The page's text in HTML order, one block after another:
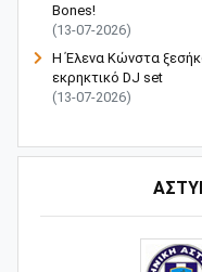
Bones!
(13-07-2026)
Η Έλενα Κώνστα
εκρηκτικό DJ set
(13-07-2026)